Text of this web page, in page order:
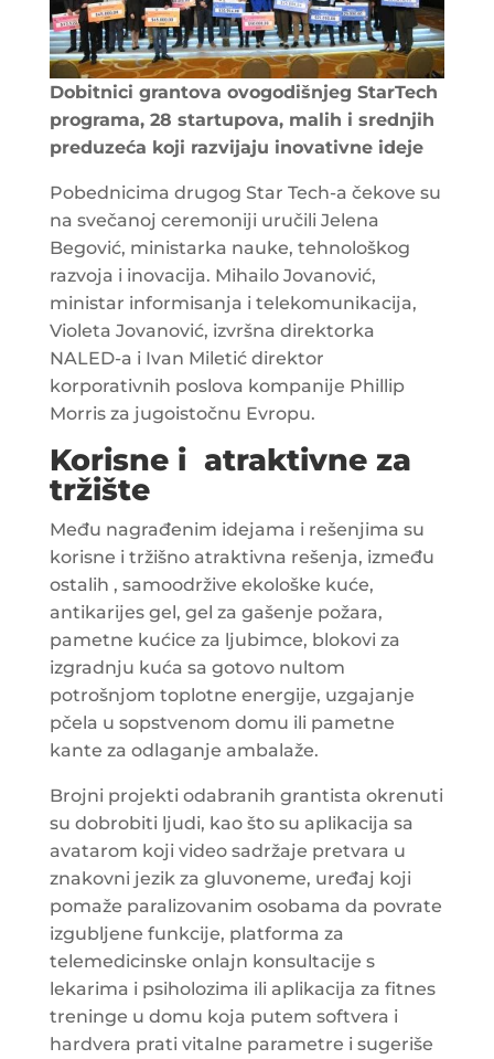
Dobitnici grantova ovogodišnjeg StarTech
programa, 28 startupova, malih i srednjih
preduzeća koji razvijaju inovativne ideje
Pobednicima drugog Star Tech-a čekove su
na svečanoj ceremoniji uručili Jelena
Begović, ministarka nauke, tehnološkog
razvoja i inovacija. Mihailo Jovanović,
ministar informisanja i telekomunikacija,
Violeta Jovanović, izvršna direktorka
NALED-a i Ivan Miletić direktor
korporativnih poslova kompanije Phillip
Morris za jugoistočnu Evropu.
Korisne i atraktivne za
tržište
Među nagrađenim idejama i rešenjima su
korisne i tržišno atraktivna rešenja, između
ostalih , samoodržive ekološke kuće,
antikarijes gel, gel za gašenje požara,
pametne kućice za ljubimce, blokovi za
izgradnju kuća sa gotovo nultom
potrošnjom toplotne energije, uzgajanje
pčela u sopstvenom domu ili pametne
kante za odlaganje ambalaže.
Brojni projekti odabranih grantista okrenuti
su dobrobiti ljudi, kao što su aplikacija sa
avatarom koji video sadržaje pretvara u
znakovni jezik za gluvoneme, uređaj koji
pomaže paralizovanim osobama da povrate
izgubljene funkcije, platforma za
telemedicinske onlajn konsultacije s
lekarima i psiholozima ili aplikacija za fitnes
treninge u domu koja putem softvera i
hardvera prati vitalne parametre i sugeriše